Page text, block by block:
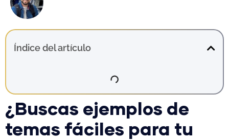
Índice del artículo
¿Buscas ejemplos de
temas fáciles para tu